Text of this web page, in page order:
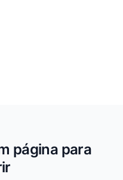
página para